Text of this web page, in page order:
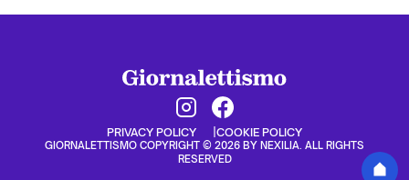
PRIVACY POLICY COOKIE POLICY
GIORNALETTISMO COPYRIGHT © 2026 BY NEXILIA. ALL RIGHTS
RESERVED